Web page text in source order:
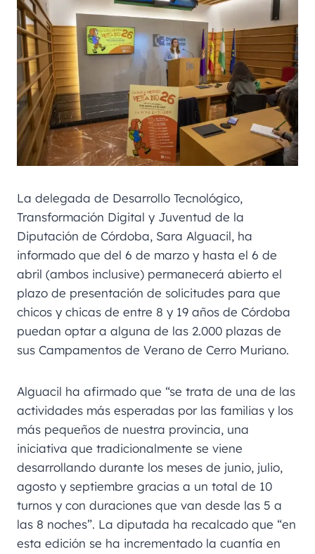
La delegada de Desarrollo Tecnológico,
Transformación Digital y Juventud de la
Diputación de Córdoba, Sara Alguacil, ha
informado que del 6 de marzo y hasta el 6 de
abril (ambos inclusive) permanecerá abierto el
plazo de presentación de solicitudes para que
chicos y chicas de entre 8 y 19 años de Córdoba
puedan optar a alguna de las 2.000 plazas de
sus Campamentos de Verano de Cerro Muriano.
Alguacil ha afirmado que “se trata de una de las
actividades más esperadas por las familias y los
más pequeños de nuestra provincia, una
iniciativa que tradicionalmente se viene
desarrollando durante los meses de junio, julio,
agosto y septiembre gracias a un total de 10
turnos y con duraciones que van desde las 5 a
las 8 noches”. La diputada ha recalcado que “en
esta edición se ha incrementado la cuantía en